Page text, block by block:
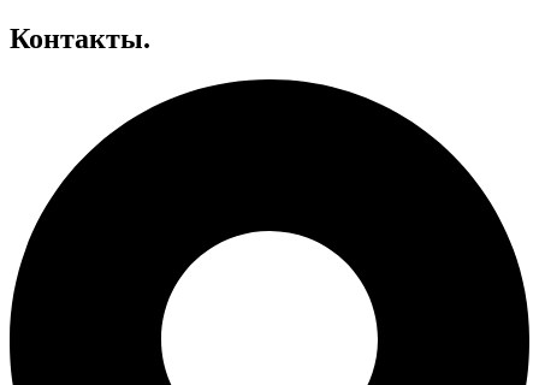
Контакты.